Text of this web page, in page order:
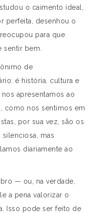
o caimento ideal,
perfeita, desenhou o
para que
sentir bem.
de
é história, cultura e
apresentamos ao
como nos sentimos em
por sua vez, são os
mas
diariamente ao
— ou, na verdade,
a pena valorizar o
Isso pode ser feito de